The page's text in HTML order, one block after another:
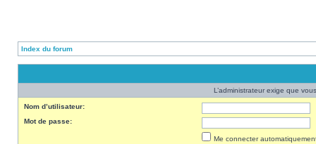
Index du forum
L’administrateur exige que
Nom d’utilisateur:
Mot de passe:
Me connecter